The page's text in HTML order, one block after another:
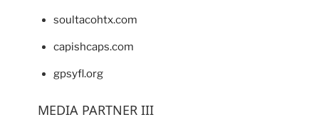
soultacohtx.com
capishcaps.com
gpsyfl.org
MEDIA PARTNER III